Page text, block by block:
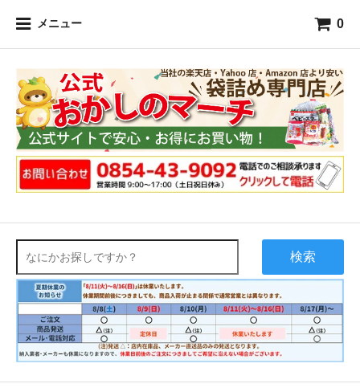
メニュー 0
検索